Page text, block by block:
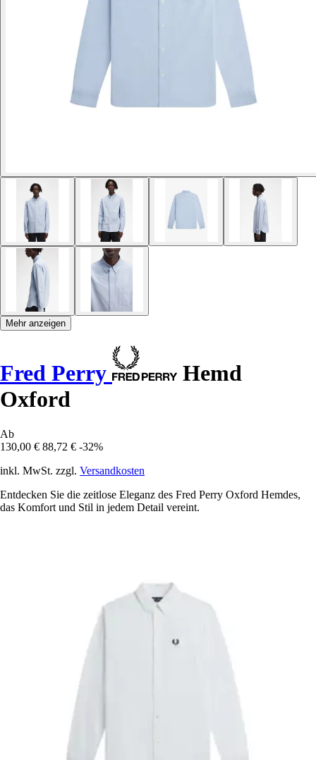
Mehr anzeigen
Fred Perry
Hemd
Oxford
Ab
130,00 € 88,72 € -32%
inkl. MwSt. zzgl. Versandkosten
Entdecken Sie die zeitlose Eleganz des Fred Perry Oxford Hemdes,
das Komfort und Stil in jedem Detail vereint.